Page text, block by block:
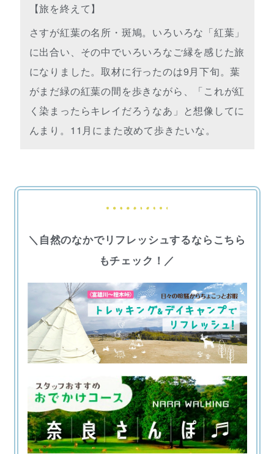
【旅を終えて】
さすが紅葉の名所・斑鳩。いろいろな「紅葉」
に出合い、その中でいろいろなご縁を感じた旅
になりました。取材に行ったのは9月下旬。葉
がまだ緑の紅葉の間を歩きながら、「これが紅
く染まったらキレイだろうなあ」と想像してに
んまり。11月にまた改めて歩きたいな。
＼自然のなかでリフレッシュするならこちら
もチェック！／